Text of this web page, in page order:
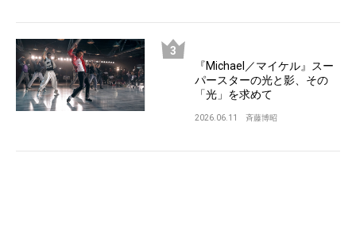
『Michael／マイケル』スー
パースターの光と影、その
「光」を求めて
2026.06.11 斉藤博昭